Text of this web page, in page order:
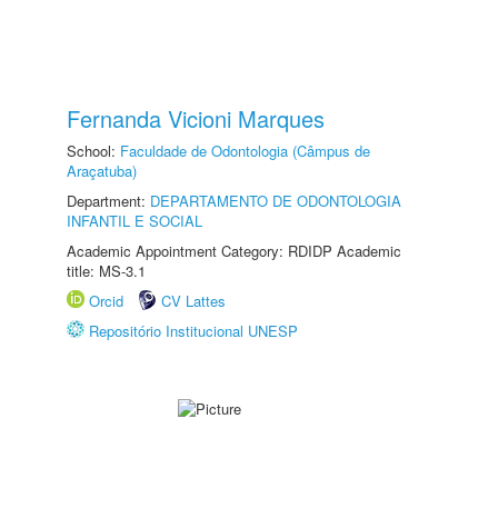
Fernanda Vicioni Marques
School: Faculdade de Odontologia (Câmpus de
Araçatuba)
Department: DEPARTAMENTO DE ODONTOLOGIA
INFANTIL E SOCIAL
Academic Appointment Category: RDIDP Academic
title: MS-3.1
Orcid
CV Lattes
Repositório Institucional UNESP